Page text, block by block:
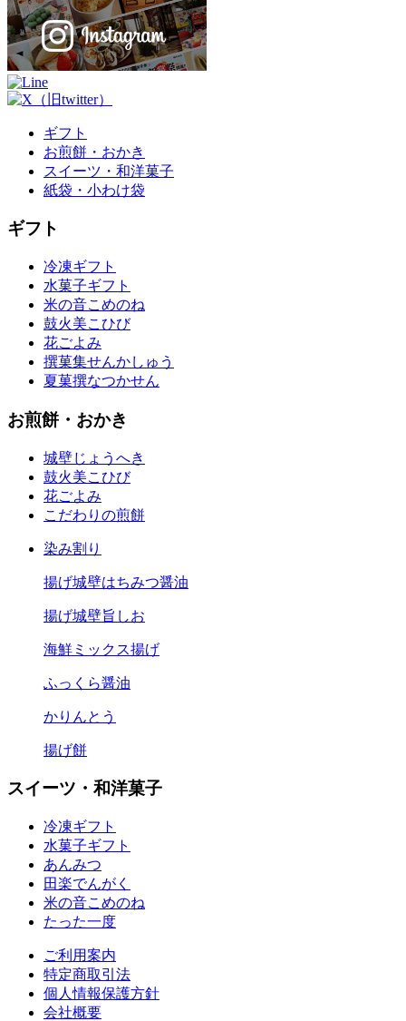
ギフト
お煎餅・おかき
スイーツ・和洋菓子
紙袋・小わけ袋
ギフト
冷凍ギフト
水菓子ギフト
米の音こめのね
鼓火美こひび
花ごよみ
撰菓集せんかしゅう
夏菓撰なつかせん
お煎餅・おかき
城壁じょうへき
鼓火美こひび
花ごよみ
こだわりの煎餅
染み割り
揚げ城壁はちみつ醤油
揚げ城壁旨しお
海鮮ミックス揚げ
ふっくら醤油
かりんとう
揚げ餅
スイーツ・和洋菓子
冷凍ギフト
水菓子ギフト
あんみつ
田楽でんがく
米の音こめのね
たった一度
ご利用案内
特定商取引法
個人情報保護方針
会社概要